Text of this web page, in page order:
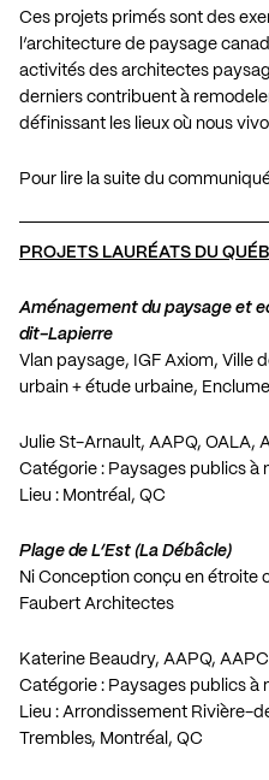
Ces projets primés sont des
l’architecture de paysage
activités des architectes
derniers contribuent à
définissant les lieux où nous
Pour lire la suite du
PROJETS LAURÉATS DU
Aménagement du paysage et
dit-Lapierre
Vlan paysage, IGF Axiom, Ville
urbain + étude urbaine,
Julie St-Arnault, AAPQ, OALA,
Catégorie : Paysages publics à
Lieu : Montréal, QC
Plage de L’Est (La Débâcle)
Ni Conception conçu en étroite
Faubert Architectes
Katerine Beaudry, AAPQ, AAPC
Catégorie : Paysages publics à
Lieu : Arrondissement Rivière-
Trembles, Montréal, QC